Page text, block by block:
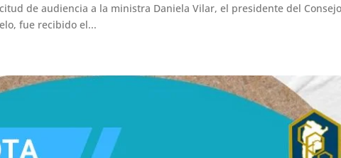
de audiencia a la ministra Daniela Vilar, el presidente del
fue recibido el...